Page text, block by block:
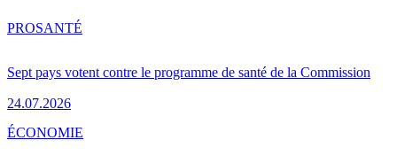
Sept pays votent contre le programme de santé de la Commission
24.07.2026
PROSANTÉ
ÉCONOMIE